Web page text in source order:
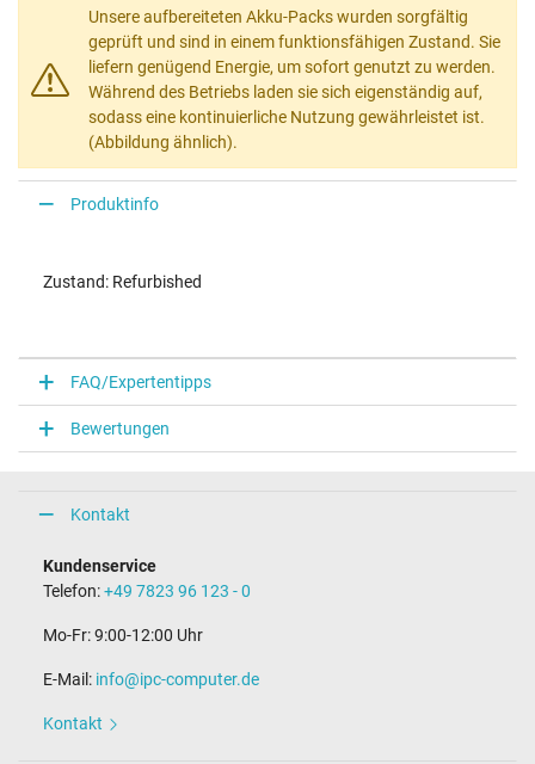
Unsere aufbereiteten Akku-Packs wurden sorgfältig
geprüft und sind in einem funktionsfähigen Zustand. Sie
liefern genügend Energie, um sofort genutzt zu werden.
Während des Betriebs laden sie sich eigenständig auf,
sodass eine kontinuierliche Nutzung gewährleistet ist.
(Abbildung ähnlich).
Produktinfo
Zustand: Refurbished
FAQ/Expertentipps
Bewertungen
Kontakt
Kundenservice
Telefon:+49 7823 96 123 - 0
Mo-Fr: 9:00-12:00 Uhr
E-Mail: info@ipc-computer.de
Kontakt